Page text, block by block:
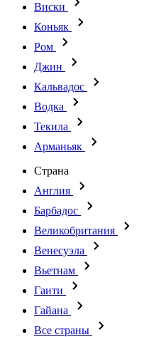
Виски
Коньяк
Ром
Джин
Кальвадос
Водка
Текила
Арманьяк
Страна
Англия
Барбадос
Великобритания
Венесуэла
Вьетнам
Гаити
Гайана
Все страны